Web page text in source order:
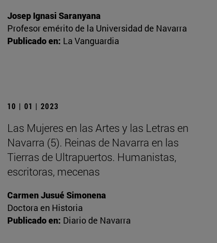
Josep Ignasi Saranyana
Profesor emérito de la Universidad de Navarra
Publicado en: La Vanguardia
10 | 01 | 2023
Las Mujeres en las Artes y las Letras en
Navarra (5). Reinas de Navarra en las
Tierras de Ultrapuertos. Humanistas,
escritoras, mecenas
Carmen Jusué Simonena
Doctora en Historia
Publicado en: Diario de Navarra